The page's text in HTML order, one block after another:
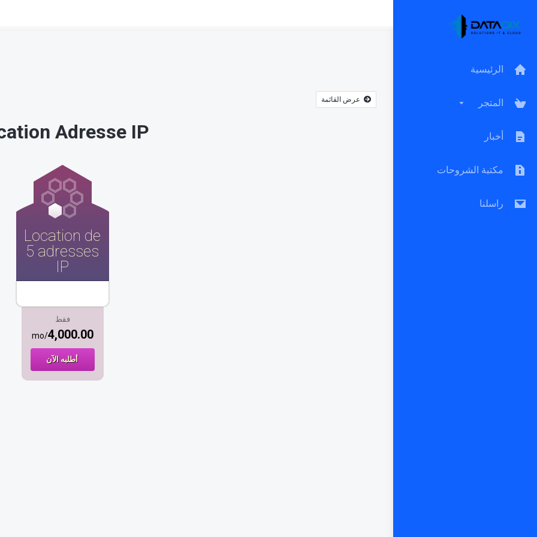
الرئيسية
المتجر
أخبار
مكتبة الشروحات
راسلنا
عرض القائمة
Adresse IP
Location de
5 adresses
IP
فقط
4,000.00
/mo
أطلبه الآن